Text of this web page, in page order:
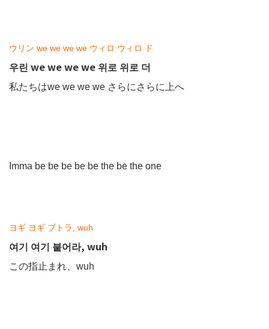
ウリン we we we we ウィロ ウィロ ド
우린 we we we we 위로 위로 더
私たちはwe we we we さらにさらに上へ
Imma be be be be be the be the one
ヨギ ヨギ ブトラ, wuh
여기 여기 붙어라, wuh
この指止まれ、wuh